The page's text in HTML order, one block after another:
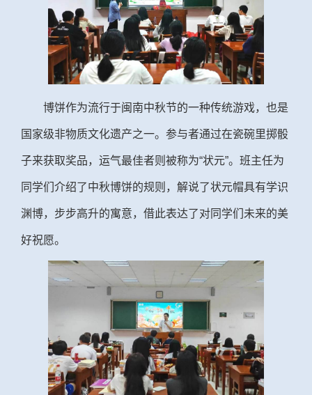
博饼作为流行于闽南中秋节的一种传统游戏，也是
国家级非物质文化遗产之一。参与者通过在瓷碗里掷骰
子来获取奖品，运气最佳者则被称为“状元”。班主任为
同学们介绍了中秋博饼的规则，解说了状元帽具有学识
渊博，步步高升的寓意，借此表达了对同学们未来的美
好祝愿。